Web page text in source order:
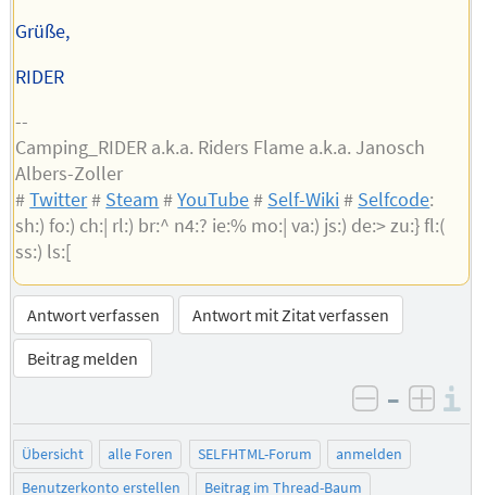
Grüße,
RIDER
--
Camping_RIDER a.k.a. Riders Flame a.k.a. Janosch
Albers-Zoller
#Twitter# Steam #YouTube# Self-Wiki# Selfcode:
sh:) fo:) ch:| rl:) br:^ n4:? ie:% mo:| va:) js:) de:> zu:} fl:(
ss:) ls:[
Antwort verfassen
Antwort mit Zitat verfassen
Beitrag melden
negativ
–
Übersicht alle Foren SELFHTML-Forum
anmelden
Benutzerkonto erstellen
Beitrag im Thread-Baum